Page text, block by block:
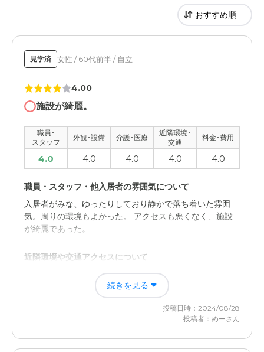
見学済 女性 / 60代前半 / 自立
4.00
施設が綺麗。
職員･
スタッフ
外観･設備 介護･医療
近隣環境･
交通
料金･費用
4.0 4.0 4.0 4.0 4.0
職員・スタッフ・他入居者の雰囲気について
入居者がみな、ゆったりしており静かで落ち着いた雰囲
気。周りの環境もよかった。 アクセスも悪くなく、施設
が綺麗であった。
近隣環境や交通アクセスについて
特にないが、しいていえばアクセス道路が狭くて、途中の
坂道が徒歩で行く場合少々つらいかもしれない。
続きを見る
投稿日時：2024/08/28
投稿者：めーさん